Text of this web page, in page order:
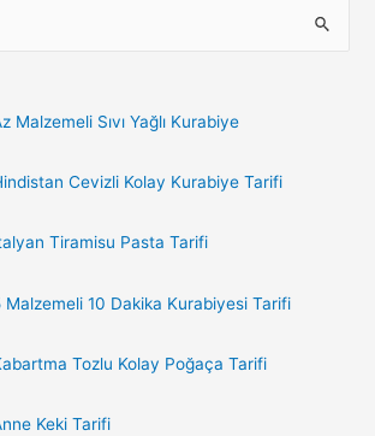
Malzemeli Sıvı Yağlı Kurabiye
Cevizli Kolay Kurabiye Tarifi
Tiramisu Pasta Tarifi
Malzemeli 10 Dakika Kurabiyesi Tarifi
Tozlu Kolay Poğaça Tarifi
Keki Tarifi